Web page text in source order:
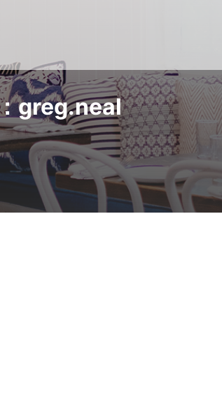
greg.neal